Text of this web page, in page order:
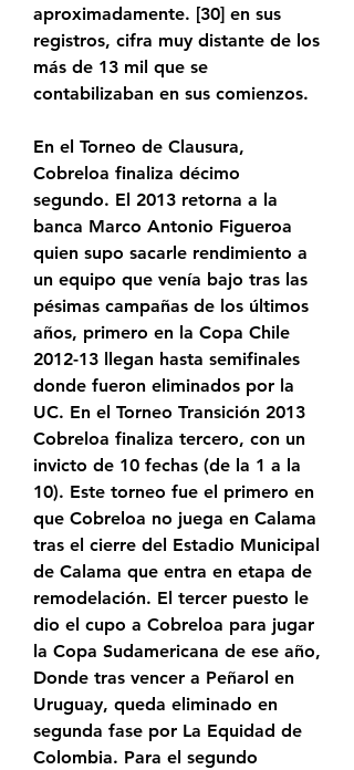
aproximadamente. [30]​ en sus
registros, cifra muy distante de los
más de 13 mil que se
contabilizaban en sus comienzos.
En el Torneo de Clausura,
Cobreloa finaliza décimo
segundo. El 2013 retorna a la
banca Marco Antonio Figueroa
quien supo sacarle rendimiento a
un equipo que venía bajo tras las
pésimas campañas de los últimos
años, primero en la Copa Chile
2012-13 llegan hasta semifinales
donde fueron eliminados por la
UC. En el Torneo Transición 2013
Cobreloa finaliza tercero, con un
invicto de 10 fechas (de la 1 a la
10). Este torneo fue el primero en
que Cobreloa no juega en Calama
tras el cierre del Estadio Municipal
de Calama que entra en etapa de
remodelación. El tercer puesto le
dio el cupo a Cobreloa para jugar
la Copa Sudamericana de ese año,
Donde tras vencer a Peñarol en
Uruguay, queda eliminado en
segunda fase por La Equidad de
Colombia. Para el segundo